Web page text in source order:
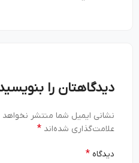
دیدگاهتان را بنویسید
نشانی ایمیل شما منتشر نخواهد شد.
علامت‌گذاری شده‌اند*
دیدگاه*